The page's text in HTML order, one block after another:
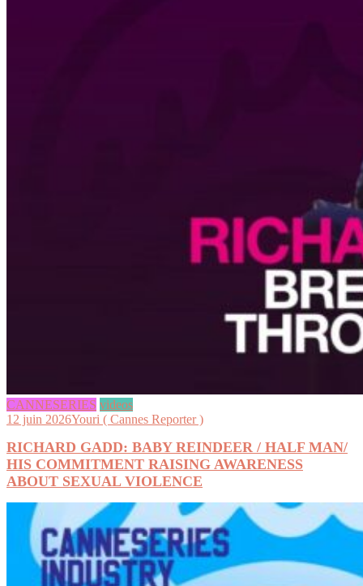
CANNESERIES videos
12 juin 2026Youri ( Cannes Reporter )
RICHARD GADD: BABY REINDEER / HALF MAN/
HIS COMMITMENT RAISING AWARENESS
ABOUT SEXUAL VIOLENCE